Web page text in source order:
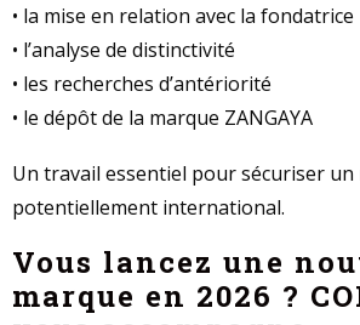
• la mise en relation avec la fondatrice
• l’analyse de distinctivité
• les recherches d’antériorité
• le dépôt de la marque ZANGAYA
Un travail essentiel pour sécuriser
potentiellement international.
Vous lancez une
marque en 2026 ?